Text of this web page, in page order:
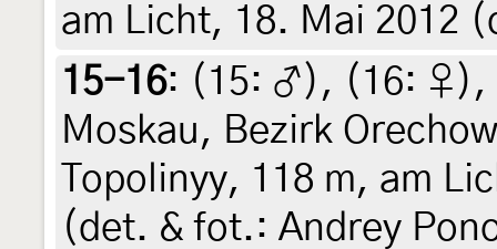
am Licht, 18. Mai 2012
15-16: (15: ♂ ), (16: ♀ ),
Moskau, Bezirk
Topolinyy, 118 m, am
(det. & fot.: Andrey